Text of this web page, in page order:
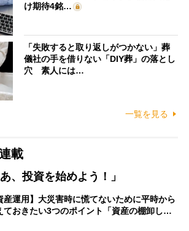
け期待4銘…
「失敗すると取り返しがつかない」葬
儀社の手を借りない「DIY葬」の落とし
穴 素人には…
一覧を見る
載
、投資を始めよう！」
産運用】大災害時に慌てないために平時から
ておきたい3つのポイント「資産の棚卸し…